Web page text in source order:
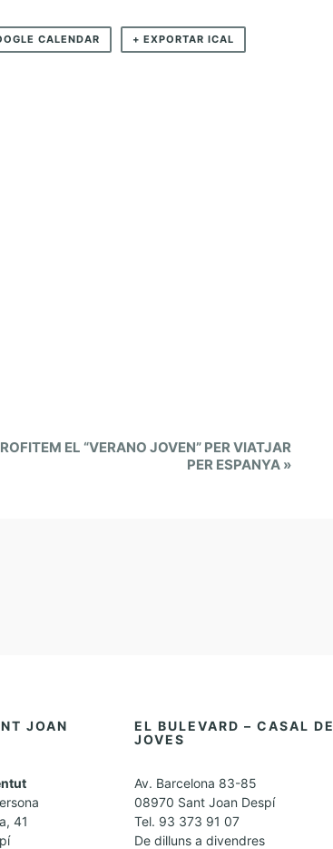
CALENDAR + EXPORTAR ICAL
EL “VERANO JOVEN” PER VIATJAR
PER ESPANYA »
JOAN
41
EL BULEVARD – CASAL DE
JOVES
Av. Barcelona 83-85
08970 Sant Joan Despí
Tel. 93 373 91 07
De dilluns a divendres